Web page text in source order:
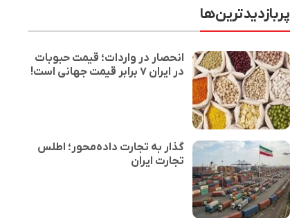
پربازدیدترین‌ها
انحصار در واردات؛ قیمت حبوبات
در ایران ۷ برابر قیمت جهانی است!
گذار به تجارت داده‌محور؛ اطلس
تجارت ایران